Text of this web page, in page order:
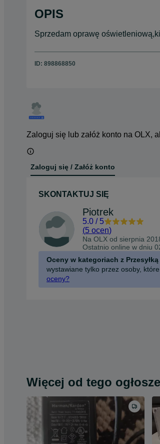
OPIS
Sprzedam oprawę
ID: 898868850
Zaloguj się lub załóż konto na OLX,
Zaloguj się / Załóż konto
SKONTAKTUJ SIĘ
Piotrek
5.0 / 5
(5 ocen)
Na OLX od sierpnia
Ostatnio online w dniu
Oceny w kategoriach z
wystawiane tylko przez osoby, które
oceny?
Więcej od tego